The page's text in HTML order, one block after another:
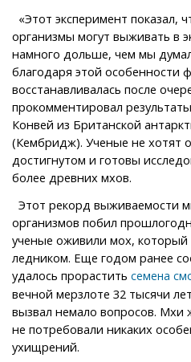
«Этот эксперимент показал,
организмы могут выживать в
намного дольше, чем мы
благодаря этой особенности
восстанавливалась после
прокомментировал
Конвей из Британской
(Кембридж). Ученые не хотят
достигнутом и готовы
более древних мхов.
Этот рекорд выживаемости
организмов побил
ученые оживили мох, который
ледником. Еще годом ранее
удалось прорастить семена
вечной мерзлоте 32 тысячи
вызвал немало вопросов. Мхи
не потребовали никаких
ухищрений.